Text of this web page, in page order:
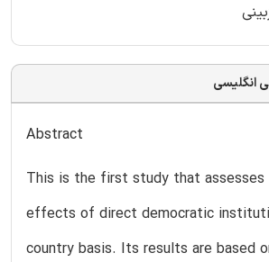
انگلیسی
Abstract
This is the first study that assesses
effects of direct democratic
country basis. Its results are based